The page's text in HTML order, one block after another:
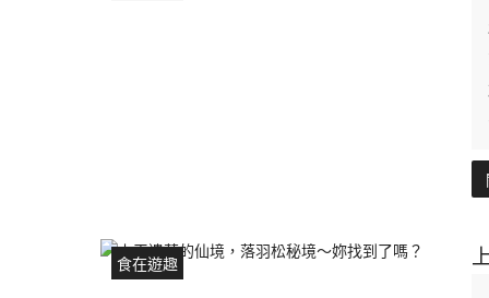
食在遊趣